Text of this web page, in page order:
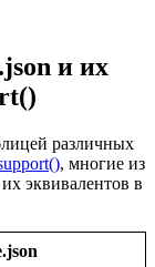
и их
различных
, многие из
эквивалентов в